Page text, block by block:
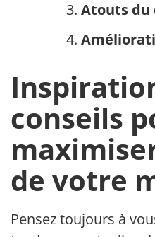
Atouts
conseils
de votre
Pensez toujours à